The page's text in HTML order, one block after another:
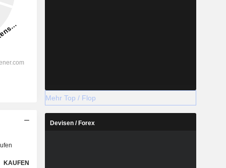
KAUFEN
Mehr Top / Flop
Devisen / Forex